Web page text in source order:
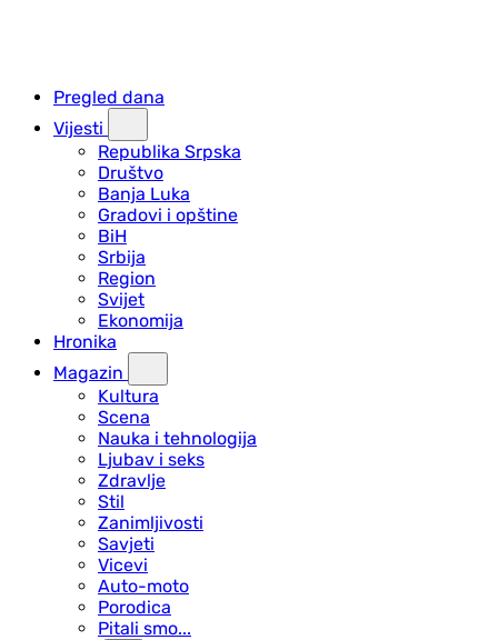
Pregled dana
Vijesti
Republika Srpska
Društvo
Banja Luka
Gradovi i opštine
BiH
Srbija
Region
Svijet
Ekonomija
Hronika
Magazin
Kultura
Scena
Nauka i tehnologija
Ljubav i seks
Zdravlje
Stil
Zanimljivosti
Savjeti
Vicevi
Auto-moto
Porodica
Pitali smo...